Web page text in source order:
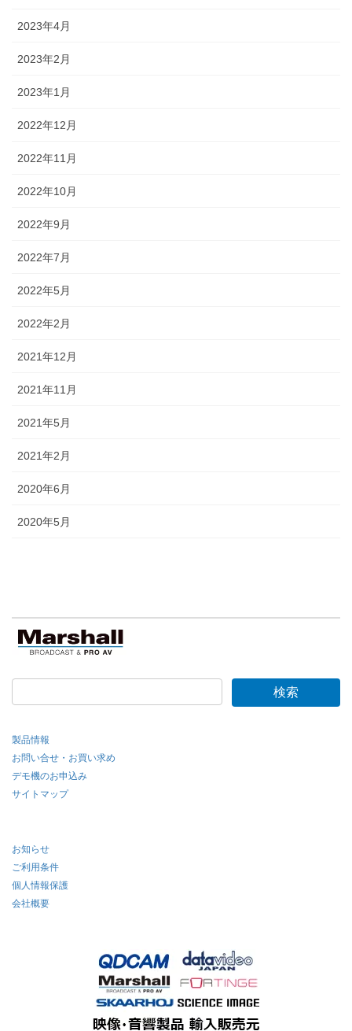
2023年4月
2023年2月
2023年1月
2022年12月
2022年11月
2022年10月
2022年9月
2022年7月
2022年5月
2022年2月
2021年12月
2021年11月
2021年5月
2021年2月
2020年6月
2020年5月
製品情報
お問い合せ・お買い求め
デモ機のお申込み
サイトマップ
お知らせ
ご利用条件
個人情報保護
会社概要